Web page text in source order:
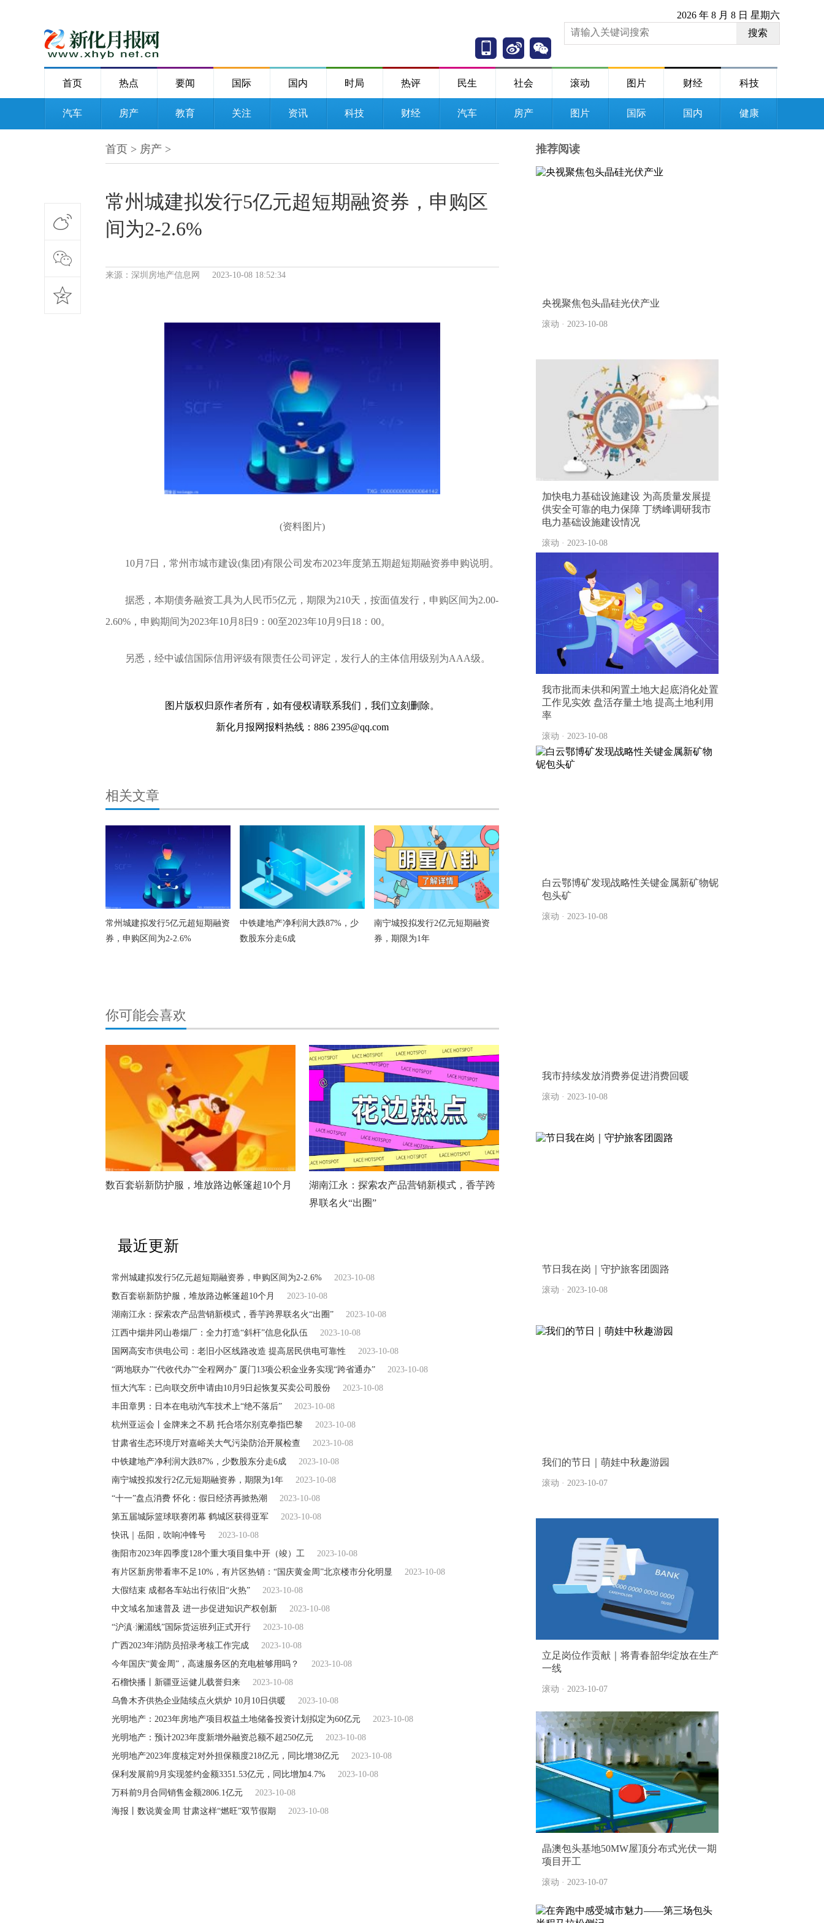
2026 年 8 月 8 日 星期六
搜索
首页 热点 要闻 国际 国内 时局 热评 民生 社会 滚动 图片 财经 科技
汽车 房产 教育 关注 资讯 科技 财经 汽车 房产 图片 国际 国内 健康
首页 > 房产 >
常州城建拟发行5亿元超短期融资券，申购区
间为2-2.6%
来源：深圳房地产信息网 2023-10-08 18:52:34
(资料图片)
10月7日，常州市城市建设(集团)有限公司发布2023年度第五期超短期融资券申购说明。
据悉，本期债务融资工具为人民币5亿元，期限为210天，按面值发行，申购区间为2.00-
2.60%，申购期间为2023年10月8日9：00至2023年10月9日18：00。
另悉，经中诚信国际信用评级有限责任公司评定，发行人的主体信用级别为AAA级。
图片版权归原作者所有，如有侵权请联系我们，我们立刻删除。
新化月报网报料热线：886 2395@qq.com
相关文章
常州城建拟发行5亿元超短期融资
券，申购区间为2-2.6%
中铁建地产净利润大跌87%，少
数股东分走6成
南宁城投拟发行2亿元短期融资
券，期限为1年
你可能会喜欢
数百套崭新防护服，堆放路边帐篷超10个月
湖南江永：探索农产品营销新模式，香芋跨
界联名火“出圈”
最近更新
常州城建拟发行5亿元超短期融资券，申购区间为2-2.6%
2023-10-08
数百套崭新防护服，堆放路边帐篷超10个月
2023-10-08
湖南江永：探索农产品营销新模式，香芋跨界联名火“出圈”
2023-10-08
江西中烟井冈山卷烟厂：全力打造“斜杆”信息化队伍
2023-10-08
国网高安市供电公司：老旧小区线路改造 提高居民供电可靠性
2023-10-08
“两地联办”“代收代办”“全程网办” 厦门13项公积金业务实现“跨省通办”
2023-10-08
恒大汽车：已向联交所申请由10月9日起恢复买卖公司股份
2023-10-08
丰田章男：日本在电动汽车技术上“绝不落后”
2023-10-08
杭州亚运会丨金牌来之不易 托合塔尔别克拳指巴黎
2023-10-08
甘肃省生态环境厅对嘉峪关大气污染防治开展检查
2023-10-08
中铁建地产净利润大跌87%，少数股东分走6成
2023-10-08
南宁城投拟发行2亿元短期融资券，期限为1年
2023-10-08
“十一”盘点消费 怀化：假日经济再掀热潮
2023-10-08
第五届城际篮球联赛闭幕 鹤城区获得亚军
2023-10-08
快讯｜岳阳，吹响冲锋号
2023-10-08
衡阳市2023年四季度128个重大项目集中开（竣）工
2023-10-08
有片区新房带看率不足10%，有片区热销：“国庆黄金周”北京楼市分化明显
2023-10-08
大假结束 成都各车站出行依旧“火热”
2023-10-08
中文域名加速普及 进一步促进知识产权创新
2023-10-08
“沪滇·澜湄线”国际货运班列正式开行
2023-10-08
广西2023年消防员招录考核工作完成
2023-10-08
今年国庆“黄金周”，高速服务区的充电桩够用吗？
2023-10-08
石榴快播丨新疆亚运健儿载誉归来
2023-10-08
乌鲁木齐供热企业陆续点火烘炉 10月10日供暖
2023-10-08
光明地产：2023年房地产项目权益土地储备投资计划拟定为60亿元
2023-10-08
光明地产：预计2023年度新增外融资总额不超250亿元
2023-10-08
光明地产2023年度核定对外担保额度218亿元，同比增38亿元
2023-10-08
保利发展前9月实现签约金额3351.53亿元，同比增加4.7%
2023-10-08
万科前9月合同销售金额2806.1亿元
2023-10-08
海报丨数说黄金周 甘肃这样“燃旺”双节假期
2023-10-08
推荐阅读
央视聚焦包头晶硅光伏产业
滚动 · 2023-10-08
加快电力基础设施建设 为高质量发展提
供安全可靠的电力保障 丁绣峰调研我市
电力基础设施建设情况
滚动 · 2023-10-08
我市批而未供和闲置土地大起底消化处置
工作见实效 盘活存量土地 提高土地利用
率
滚动 · 2023-10-08
白云鄂博矿发现战略性关键金属新矿物铌
包头矿
滚动 · 2023-10-08
我市持续发放消费券促进消费回暖
滚动 · 2023-10-08
节日我在岗｜守护旅客团圆路
滚动 · 2023-10-08
我们的节日｜萌娃中秋趣游园
滚动 · 2023-10-07
立足岗位作贡献｜将青春韶华绽放在生产
一线
滚动 · 2023-10-07
晶澳包头基地50MW屋顶分布式光伏一期
项目开工
滚动 · 2023-10-07